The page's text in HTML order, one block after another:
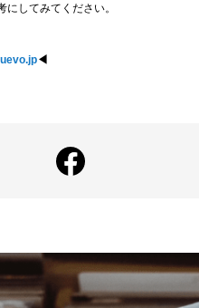
してみてください。
◀